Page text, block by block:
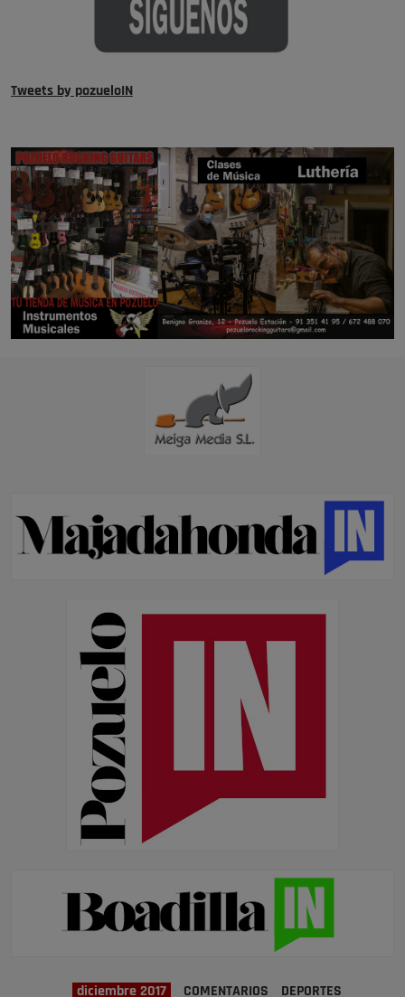
Tweets by pozueloIN
diciembre 2017 COMENTARIOS DEPORTES